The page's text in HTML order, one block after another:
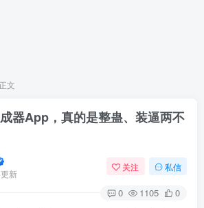
正文
器App，真的是整蛊、装逼两不
新
关注 私信
0 1105 0